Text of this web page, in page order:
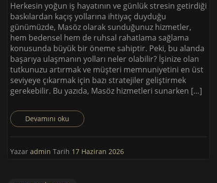
Herkesin yoğun iş hayatının ve günlük stresin getirdiği
baskılardan kaçış yollarına ihtiyaç duyduğu
günümüzde, Masöz olarak sunduğunuz hizmetler,
hem bedensel hem de ruhsal rahatlama sağlama
konusunda büyük bir öneme sahiptir. Peki, bu alanda
başarıya ulaşmanın yolları neler olabilir? İşinize olan
tutkunuzu artırmak ve müşteri memnuniyetini en üst
seviyeye çıkarmak için bazı stratejiler geliştirmek
gerekebilir. Bu yazıda, Masöz hizmetleri sunarken […]
Devamını oku
Yazar admin Tarih 17 Haziran 2026